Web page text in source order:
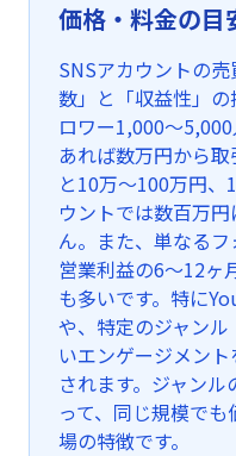
価格・料金の目
SNSアカウントの
数」と「収益性」
ロワー1,000〜
あれば数万円から
と10万〜100万円
ウントでは数百万
ん。また、単なる
営業利益の6〜12ヶ
も多いです。特に
や、特定のジャン
いエンゲージメン
されます。ジャン
って、同じ規模で
場の特徴です。